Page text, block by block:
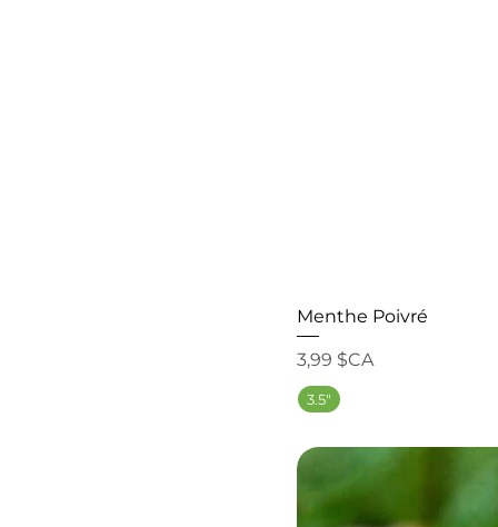
Menthe Poivré
Prix
3,99 $CA
3.5"